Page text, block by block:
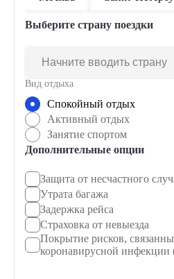
Выберите страну поездки
Вид отдыха
Спокойный отдых
Активный отдых
Занятие спортом
Дополнительные опции
Защита от несчастного
Утрата багажа
Задержка рейса
Страховка от невыезда
Покрытие рисков,
коронавирусной